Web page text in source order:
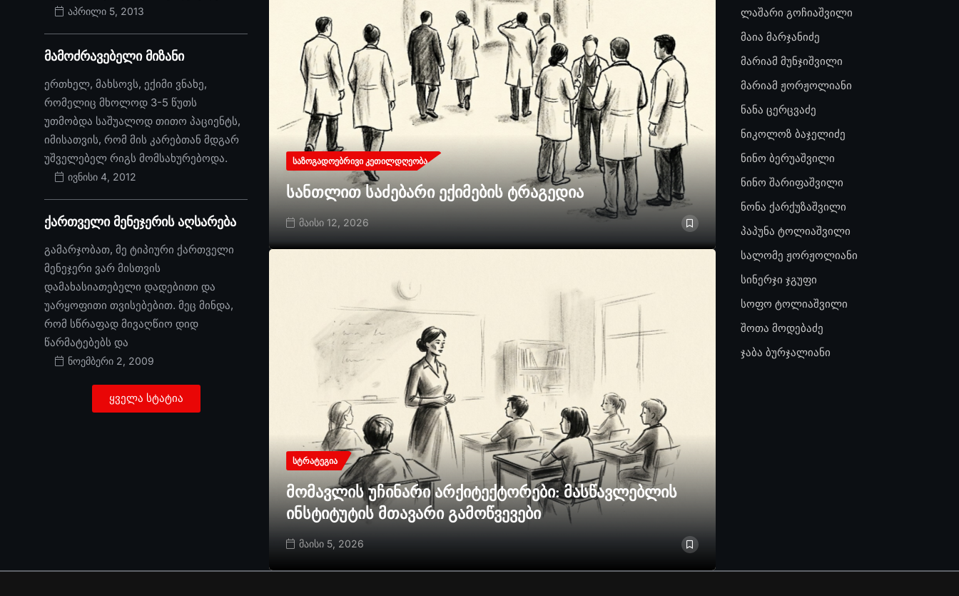
აპრილი 5, 2013
მამოძრავებელი მიზანი
ერთხელ, მახსოვს, ექიმი ვნახე,
რომელიც მხოლოდ 3-5 წუთს
უთმობდა საშუალოდ თითო პაციენტს,
იმისათვის, რომ მის კარებთან მდგარ
უშველებელ რიგს მომსახურებოდა.
ივნისი 4, 2012
ქართველი მენეჯერის აღსარება
გამარჯობათ, მე ტიპიური ქართველი
მენეჯერი ვარ მისთვის
დამახასიათებელი დადებითი და
უარყოფითი თვისებებით. მეც მინდა,
რომ სწრაფად მივაღწიო დიდ
წარმატებებს და
ნოემბერი 2, 2009
ყველა სტატია
ᲡᲐᲖᲝᲒᲐᲓᲝᲔᲑᲠᲘᲕᲘ ᲙᲔᲗᲘᲚᲓᲦᲔᲝᲑᲐ
სანთლით საძებარი ექიმების ტრაგედია
მაისი 12, 2026
ᲡᲢᲠᲐᲢᲔᲒᲘᲐ
მომავლის უჩინარი არქიტექტორები: მასწავლებლის
ინსტიტუტის მთავარი გამოწვევები
მაისი 5, 2026
ლაშარი გოჩიაშვილი
მაია მარჯანიძე
მარიამ მუნჯიშვილი
მარიამ ჟორჟოლიანი
ნანა ცერცვაძე
ნიკოლოზ ბაჯელიძე
ნინო ბერუაშვილი
ნინო შარიფაშვილი
ნონა ქარქუზაშვილი
პაპუნა ტოლიაშვილი
სალომე ჟორჟოლიანი
სინერჯი ჯგუფი
სოფო ტოლიაშვილი
შოთა მოდებაძე
ჯაბა ბურჯალიანი